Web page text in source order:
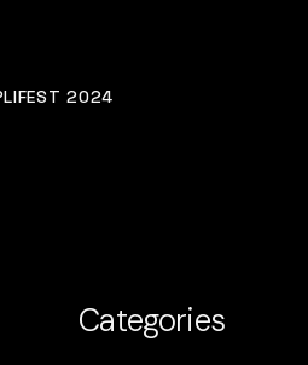
2024
Categories